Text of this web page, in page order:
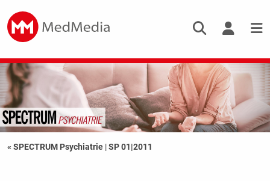
« SPECTRUM Psychiatrie |SP 01|2011